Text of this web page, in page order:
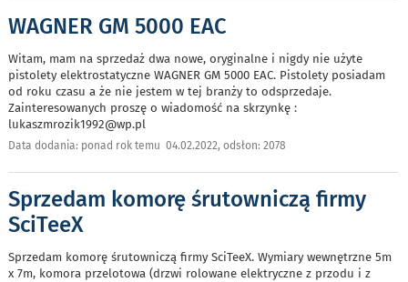
WAGNER GM 5000 EAC
Witam, mam na sprzedaż dwa nowe, oryginalne i nigdy nie użyte
pistolety elektrostatyczne WAGNER GM 5000 EAC. Pistolety posiadam
od roku czasu a że nie jestem w tej branży to odsprzedaje.
Zainteresowanych proszę o wiadomość na skrzynkę :
lukaszmrozik1992@wp.pl
Data dodania: ponad rok temu 04.02.2022, odsłon: 2078
Sprzedam komorę śrutowniczą firmy
SciTeeX
Sprzedam komorę śrutowniczą firmy SciTeeX. Wymiary wewnętrzne 5m
x 7m, komora przelotowa (drzwi rolowane elektryczne z przodu i z